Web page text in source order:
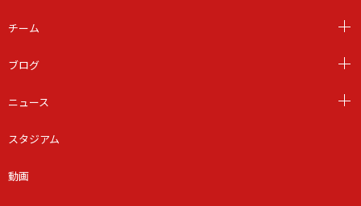
チーム
ブログ
ニュース
スタジアム
動画